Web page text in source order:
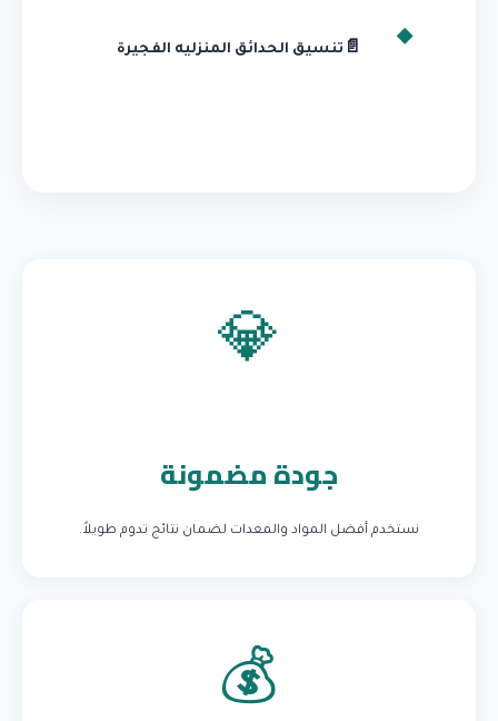
📄 تنسيق الحدائق المنزليه الفجيرة
💎
جودة مضمونة
نستخدم أفضل المواد والمعدات لضمان نتائج تدوم طويلاً.
💰